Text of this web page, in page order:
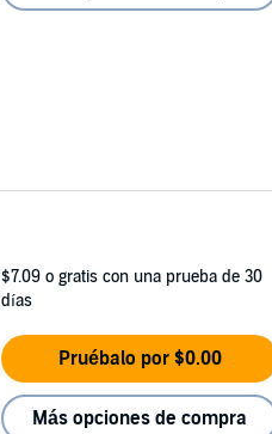
$7.09 o gratis con una prueba de 30
días
Pruébalo por $0.00
Más opciones de compra